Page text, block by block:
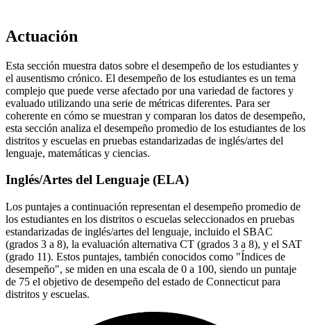
Actuación
Esta sección muestra datos sobre el desempeño de los estudiantes y
el ausentismo crónico. El desempeño de los estudiantes es un tema
complejo que puede verse afectado por una variedad de factores y
evaluado utilizando una serie de métricas diferentes. Para ser
coherente en cómo se muestran y comparan los datos de desempeño,
esta sección analiza el desempeño promedio de los estudiantes de los
distritos y escuelas en pruebas estandarizadas de inglés/artes del
lenguaje, matemáticas y ciencias.
Inglés/Artes del Lenguaje (ELA)
Los puntajes a continuación representan el desempeño promedio de
los estudiantes en los distritos o escuelas seleccionados en pruebas
estandarizadas de inglés/artes del lenguaje, incluido el SBAC
(grados 3 a 8), la evaluación alternativa CT (grados 3 a 8), y el SAT
(grado 11). Estos puntajes, también conocidos como "Índices de
desempeño", se miden en una escala de 0 a 100, siendo un puntaje
de 75 el objetivo de desempeño del estado de Connecticut para
distritos y escuelas.